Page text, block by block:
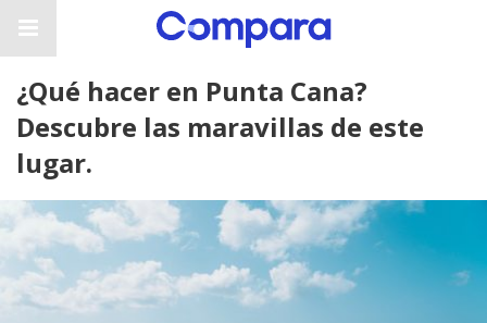
¿Qué hacer en Punta Cana?
Descubre las maravillas de este
lugar.